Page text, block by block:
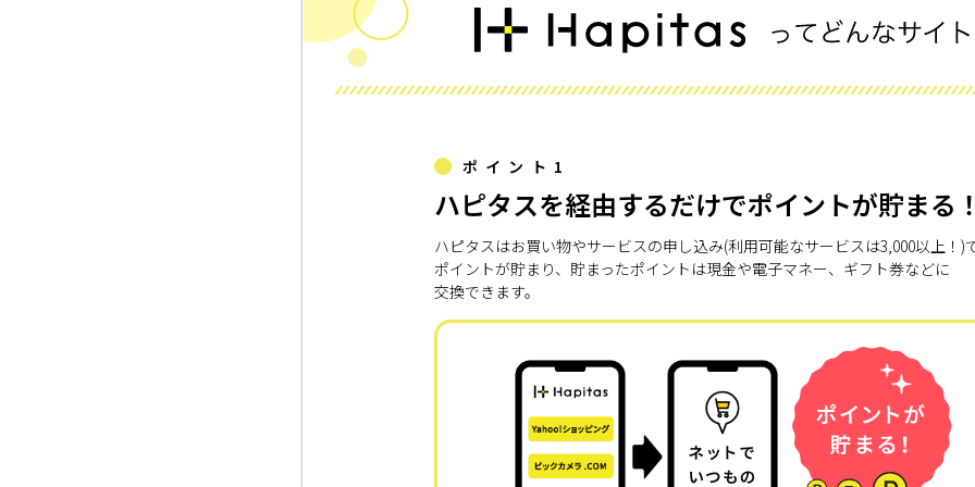
ポイント1
ハピタスを経由するだけでポイントが貯まる
ハピタスはお買い物やサービスの申し込み(利用可能なサービスは3,000以上！)
ポイントが貯まり、貯まったポイントは現金や電子マネー、ギフト券などに
交換できます。